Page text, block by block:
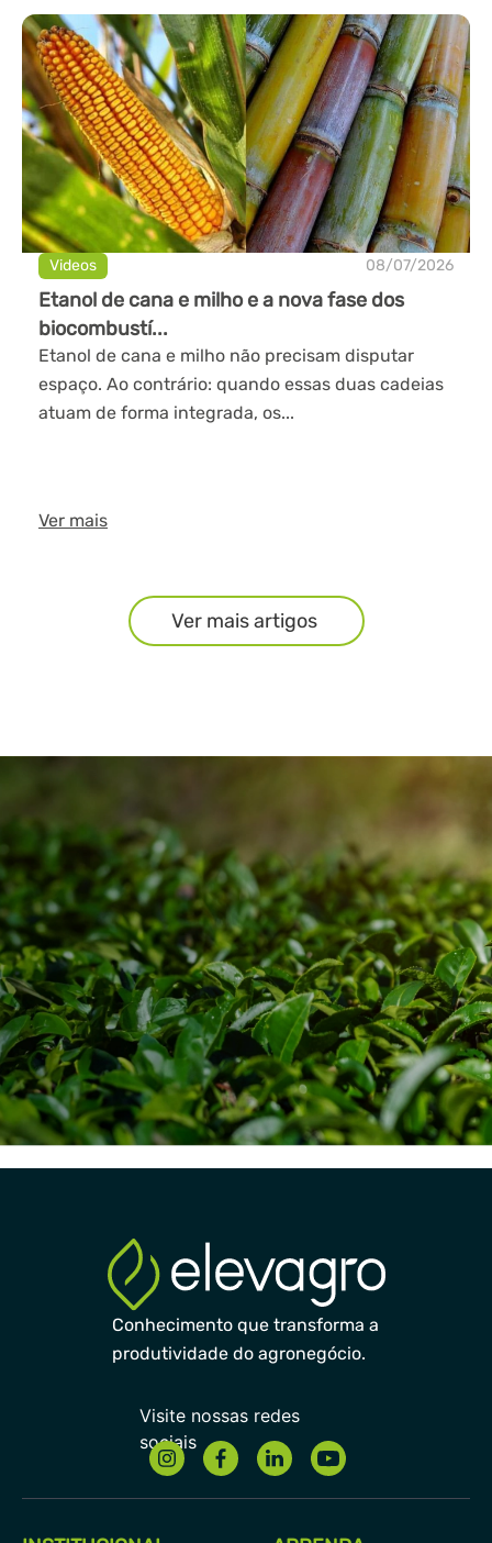
Videos 08/07/2026
Etanol de cana e milho e a nova fase dos
biocombustí...
Etanol de cana e milho não precisam disputar
espaço. Ao contrário: quando essas duas cadeias
atuam de forma integrada, os...
Ver mais
Ver mais artigos
Conhecimento que transforma a
produtividade do agronegócio.